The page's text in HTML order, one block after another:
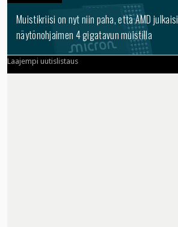
Muistikriisi on nyt niin paha, että AMD julkaisi
näytönohjaimen 4 gigatavun muistilla
Laajempi uutislistaus